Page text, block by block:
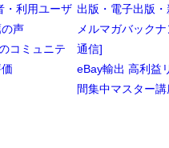
・利用ユーザ
声
コミュニテ
出版・電子出版・
メルマガバック
通信]
eBay輸出 高利益
間集中マスター講